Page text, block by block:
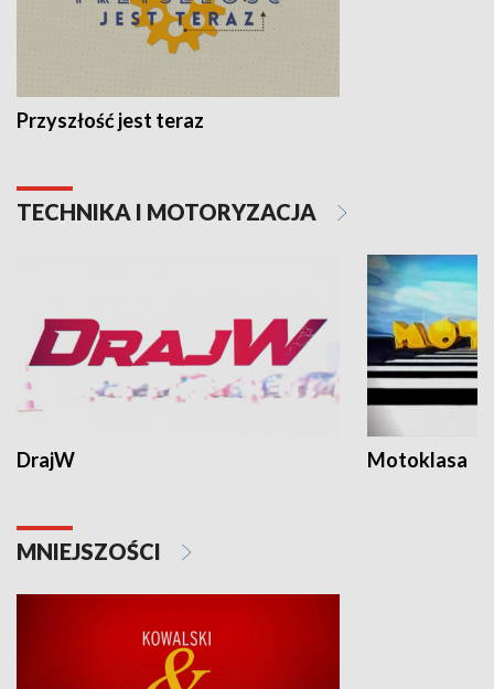
Przyszłość jest teraz
TECHNIKA I MOTORYZACJA
DrajW Motoklasa
MNIEJSZOŚCI